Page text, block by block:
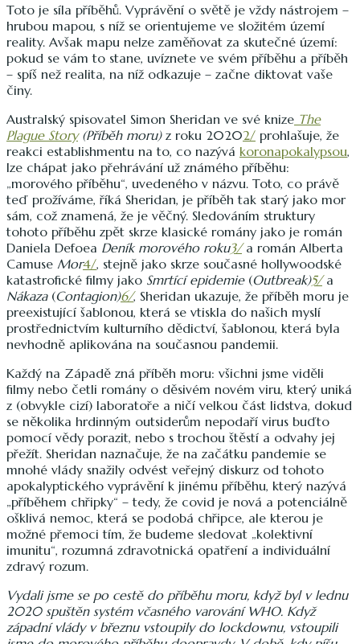
Toto je síla příběhů. Vyprávění o světě je vždy nástrojem –
hrubou mapou, s níž se orientujeme ve složitém území
reality. Avšak mapu nelze zaměňovat za skutečné území:
pokud se vám to stane, uvíznete ve svém příběhu a příběh
– spíš než realita, na níž odkazuje – začne diktovat vaše
činy.
Australský spisovatel Simon Sheridan ve své knize The
Plague Story(Příběh moru) z roku 20202/ prohlašuje, že
reakci establishmentu na to, co nazývá koronapokalypsou,
lze chápat jako přehrávání už známého příběhu:
„morového příběhu“, uvedeného v názvu. Toto, co právě
teď prožíváme, říká Sheridan, je příběh tak starý jako mor
sám, což znamená, že je věčný. Sledováním struktury
tohoto příběhu zpět skrze klasické romány jako je román
Daniela Defoea Deník morového roku3/a román Alberta
Camuse Mor4/, stejně jako skrze současné hollywoodské
katastrofické filmy jako Smrtící epidemie (Outbreak)5/a
Nákaza(Contagion)6/, Sheridan ukazuje, že příběh moru je
preexistující šablonou, která se vtiskla do našich myslí
prostřednictvím kulturního dědictví, šablonou, která byla
nevhodně aplikována na současnou pandemii.
Každý na Západě zná příběh moru: všichni jsme viděli
filmy nebo četli romány o děsivém novém viru, který uniká
z (obvykle cizí) laboratoře a ničí velkou část lidstva, dokud
se několika hrdinným outsiderům nepodaří virus buďto
pomocí vědy porazit, nebo s trochou štěstí a odvahy jej
přežít. Sheridan naznačuje, že na začátku pandemie se
mnohé vlády snažily odvést veřejný diskurz od tohoto
apokalyptického vyprávění k jinému příběhu, který nazývá
„příběhem chřipky“ – tedy, že covid je nová a potenciálně
ošklivá nemoc, která se podobá chřipce, ale kterou je
možné přemoci tím, že budeme sledovat „kolektivní
imunitu“, rozumná zdravotnická opatření a individuální
zdravý rozum.
Vydali jsme se po cestě do příběhu moru, když byl v lednu
2020 spuštěn systém včasného varování WHO. Když
západní vlády v březnu vstoupily do lockdownu, vstoupili